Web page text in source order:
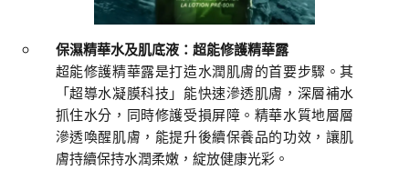
保濕精華水及肌底液：超能修護精華露
超能修護精華露是打造水潤肌膚的首要步驟。其
「超導水凝膜科技」能快速滲透肌膚，深層補水
抓住水分，同時修護受損屏障。精華水質地層層
滲透喚醒肌膚，能提升後續保養品的功效，讓肌
膚持續保持水潤柔嫩，綻放健康光彩。